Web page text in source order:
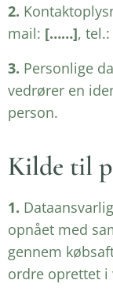
2.
mail: [……], tel.:
3. Personlige
vedrører en
person.
Kilde til
1.
opnået med
gennem
ordre oprettet i